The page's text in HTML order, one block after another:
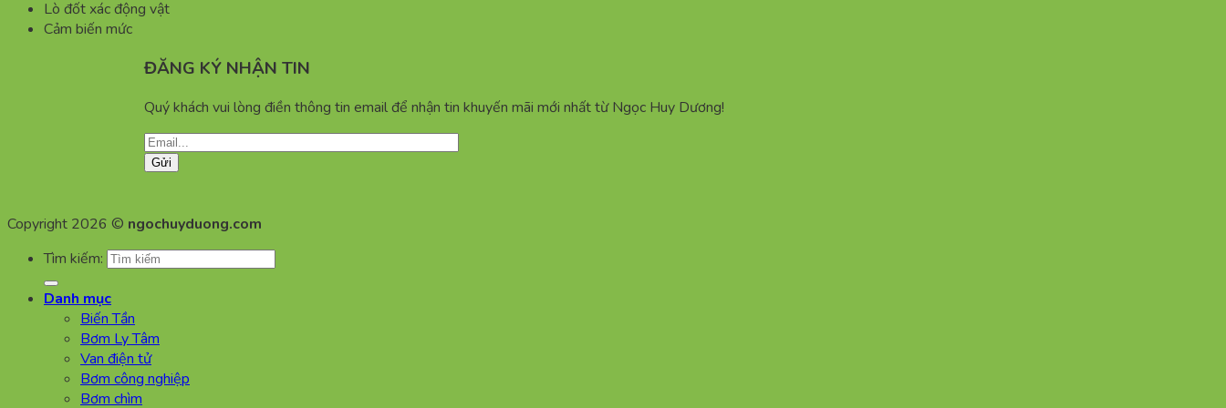
Lò đốt xác động vật
Cảm biến mức
ĐĂNG KÝ NHẬN TIN
Quý khách vui lòng điền thông tin email để nhận tin khuyến mãi mới nhất từ Ngọc Huy Dương!
Copyright 2026 © ngochuyduong.com
Tìm kiếm:
Danh mục
Biến Tần
Bơm Ly Tâm
Van điện tử
Bơm công nghiệp
Bơm chìm